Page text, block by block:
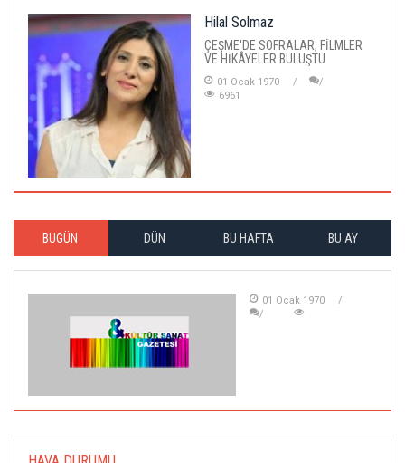
Hilal Solmaz
ÇEŞME'DE SOFRALAR, FİLMLER
VE HİKÂYELER BULUŞTU
01 Ocak 1970
6961
BUGÜN DÜN BU HAFTA BU AY
01 Ocak 1970